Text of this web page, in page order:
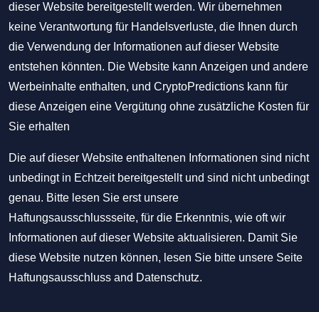
dieser Website bereitgestellt werden. Wir übernehmen
keine Verantwortung für Handelsverluste, die Ihnen durch
die Verwendung der Informationen auf dieser Website
entstehen könnten. Die Website kann Anzeigen und andere
Werbeinhalte enthalten, und CryptoPredictions kann für
diese Anzeigen eine Vergütung ohne zusätzliche Kosten für
Sie erhalten
Die auf dieser Website enthaltenen Informationen sind nicht
unbedingt in Echtzeit bereitgestellt und sind nicht unbedingt
genau. Bitte lesen Sie erst unsere
Haftungsausschlussseite, für die Erkenntnis, wie oft wir
Informationen auf dieser Website aktualisieren. Damit Sie
diese Website nutzen können, lesen Sie bitte unsere Seite
Haftungsausschluss and Datenschutz.